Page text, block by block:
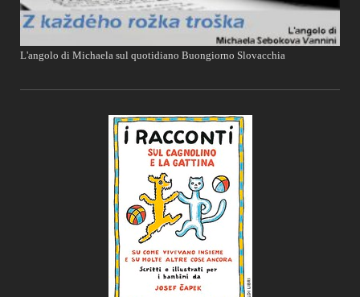
L'angolo di Michaela sul quotidiano Buongiorno Slovacchia